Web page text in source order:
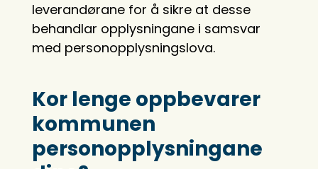
leverandørane for å sikre at desse
behandlar opplysningane i samsvar
med personopplysningslova.
Kor lenge oppbevarer
kommunen
personopplysningane